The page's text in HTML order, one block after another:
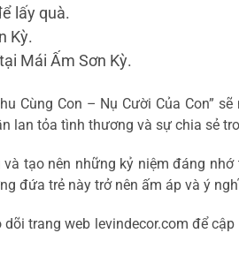
lấy quà.
Kỳ.
Mái Ấm Sơn Kỳ.
Cùng Con – Nụ Cười Của Con”
lan tỏa tình thương và sự chia sẻ
tạo nên những kỷ niệm đáng
đứa trẻ này trở nên ấm áp và ý
trang web levindecor.com để